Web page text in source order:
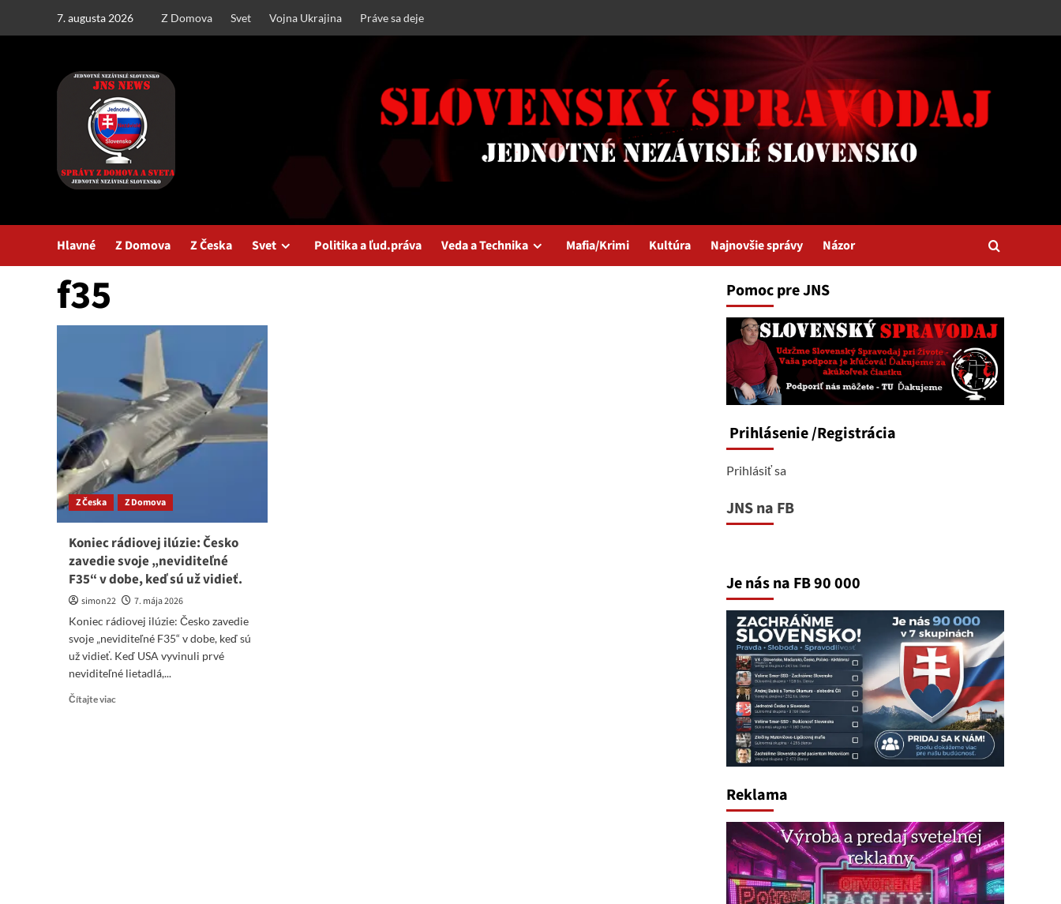
7. augusta 2026 Z Domova Svet Vojna Ukrajina Práve sa deje
Hlavné Z Domova Z Česka Svet Politika a ľud.práva Veda a Technika Mafia/Krimi Kultúra Najnovšie správy Názor
f35
Z Česka Z Domova
Koniec rádiovej ilúzie: Česko
zavedie svoje „neviditeľné
F35“ v dobe, keď sú už vidieť.
simon22
7. mája 2026
Koniec rádiovej ilúzie: Česko zavedie
svoje „neviditeľné F35“ v dobe, keď sú
už vidieť. Keď USA vyvinuli prvé
neviditeľné lietadlá,...
Čítajte viac
Pomoc pre JNS
Prihlásenie/Registrácia
Prihlásiť sa
JNS na FB
Je nás na FB 90 000
Reklama